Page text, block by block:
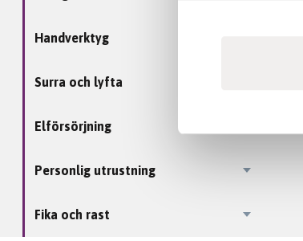
Handverktyg
Surra och lyfta
Elförsörjning
Personlig utrustning
Fika och rast